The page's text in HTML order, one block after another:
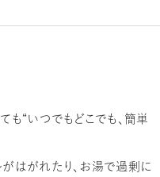
も“いつでもどこでも、簡単
がはがれたり、お湯で過剰に